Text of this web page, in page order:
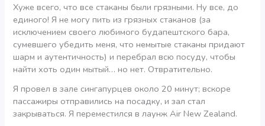
Хуже всего, что все стаканы были грязными. Ну все, до
единого! Я не могу пить из грязных стаканов (за
исключением своего любимого будапештского бара,
сумевшего убедить меня, что немытые стаканы придают
шарм и аутентичность) и перебрал всю посуду, чтобы
найти хоть один мытый… но нет. Отвратительно.
Я провел в зале сингапурцев около 20 минут; вскоре
пассажиры отправились на посадку, и зал стал
закрываться. Я переместился в лаунж Air New Zealand.